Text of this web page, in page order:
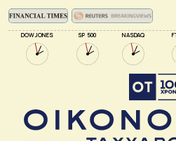
DOW JONES SP 500 NASDAQ